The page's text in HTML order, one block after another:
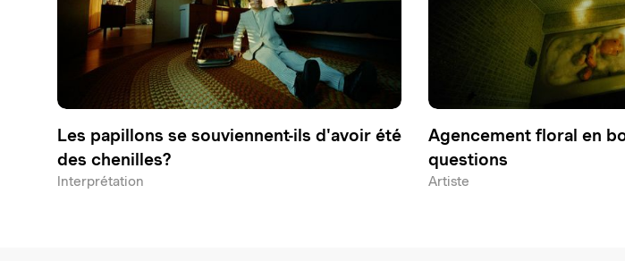
Les papillons se souviennent-ils d'avoir été
des chenilles?
Interprétation
Agencement floral en
questions
Artiste